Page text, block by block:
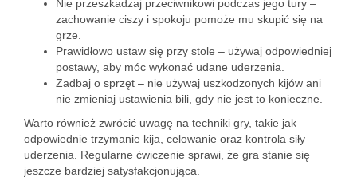
Nie przeszkadzaj przeciwnikowi podczas jego tury –
zachowanie ciszy i spokoju pomoże mu skupić się na
grze.
Prawidłowo ustaw się przy stole – używaj odpowiedniej
postawy, aby móc wykonać udane uderzenia.
Zadbaj o sprzęt – nie używaj uszkodzonych kijów ani
nie zmieniaj ustawienia bili, gdy nie jest to konieczne.
Warto również zwrócić uwagę na techniki gry, takie jak
odpowiednie trzymanie kija, celowanie oraz kontrola siły
uderzenia. Regularne ćwiczenie sprawi, że gra stanie się
jeszcze bardziej satysfakcjonująca.